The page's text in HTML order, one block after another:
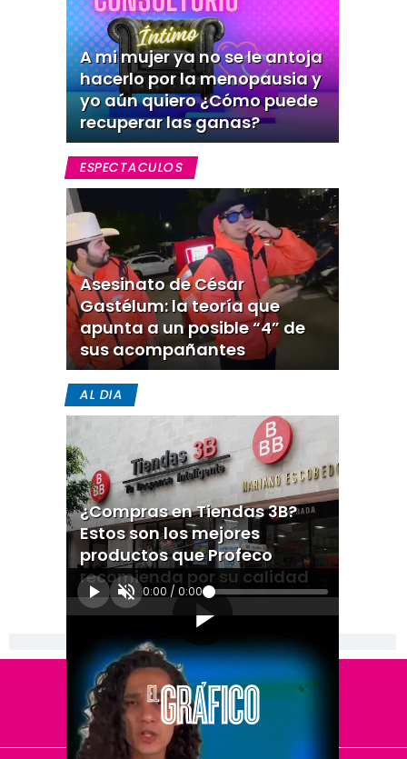
A mi mujer ya no se le antoja
hacerlo por la menopausia y
yo aún quiero ¿Cómo puede
recuperar las ganas?
ESPECTACULOS
Asesinato de César
Gastélum: la teoría que
apunta a un posible “4” de
sus acompañantes
AL DIA
¿Compras en Tiendas 3B?
Estos son los mejores
productos que Profeco
recomienda por su calidad
0:00 / 0:00
[Publicidad]